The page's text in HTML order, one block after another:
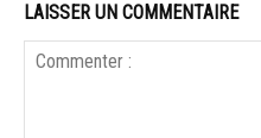
LAISSER UN COMMENTAIRE